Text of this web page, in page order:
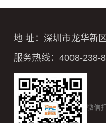
地 址：深圳市龙华新
服务热线：4008-238-
微信